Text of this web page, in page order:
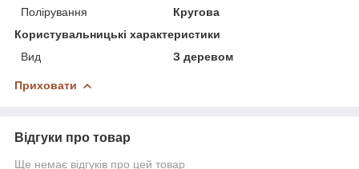
Полірування
Кругова
Користувальницькі характеристики
Вид
З деревом
Приховати
Відгуки про товар
Ще немає відгуків про цей товар